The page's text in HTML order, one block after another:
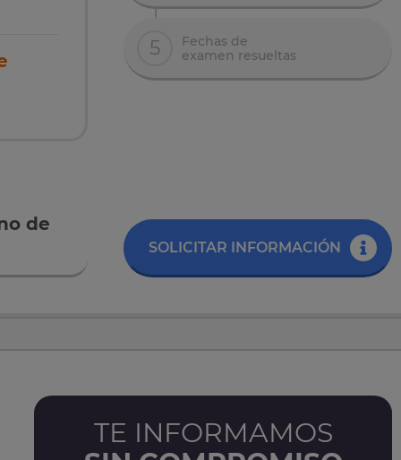
de
5
Fechas de
examen resueltas
SOLICITAR INFORMACIÓN
TE INFORMAMOS